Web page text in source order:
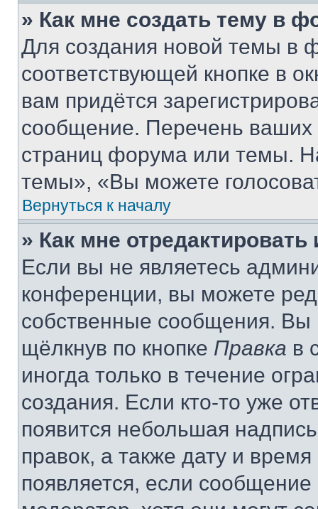
» Как мне создать тему в
Для создания новой темы в
соответствующей кнопке в
вам придётся
сообщение. Перечень ваших
страниц форума или темы.
темы», «Вы можете
Вернуться к началу
» Как мне
Если вы не являетесь
конференции, вы можете
собственные сообщения. Вы
щёлкнув по кнопке Правка в
иногда только в течение
создания. Если кто-то уже
появится небольшая
правок, а также дату и
появляется, если